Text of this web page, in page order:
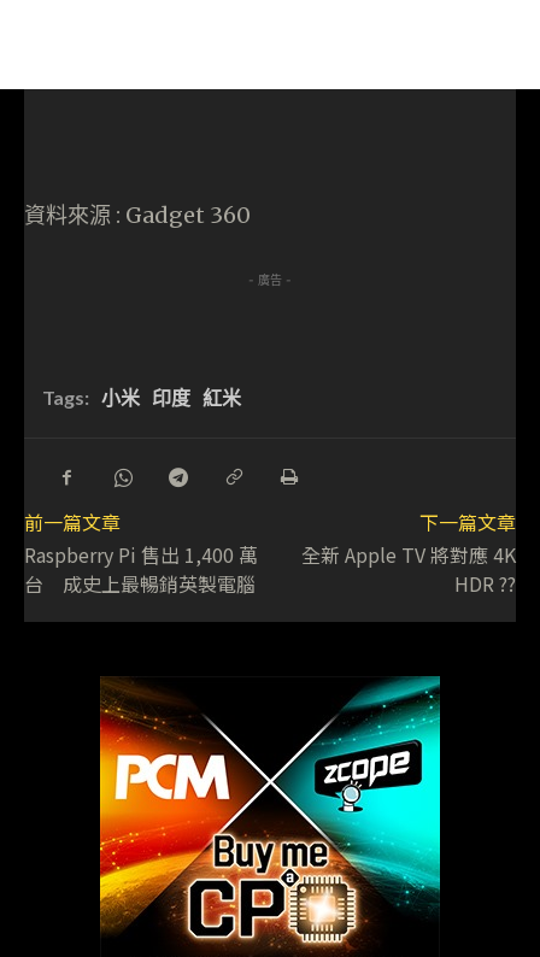
資料來源 : Gadget 360
- 廣告 -
Tags: 小米 印度 紅米
前一篇文章
Raspberry Pi 售出 1,400 萬
台 成史上最暢銷英製電腦
下一篇文章
全新 Apple TV 將對應 4K
HDR ??